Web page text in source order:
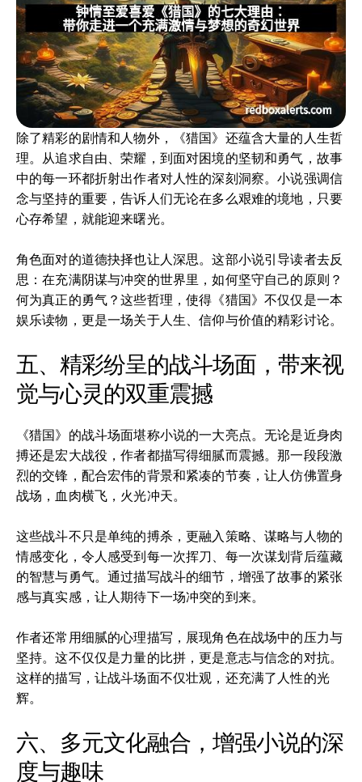
除了精彩的剧情和人物外，《猎国》还蕴含大量的人生哲
理。从追求自由、荣耀，到面对困境的坚韧和勇气，故事
中的每一环都折射出作者对人性的深刻洞察。小说强调信
念与坚持的重要，告诉人们无论在多么艰难的境地，只要
心存希望，就能迎来曙光。
角色面对的道德抉择也让人深思。这部小说引导读者去反
思：在充满阴谋与冲突的世界里，如何坚守自己的原则？
何为真正的勇气？这些哲理，使得《猎国》不仅仅是一本
娱乐读物，更是一场关于人生、信仰与价值的精彩讨论。
五、精彩纷呈的战斗场面，带来视
觉与心灵的双重震撼
《猎国》的战斗场面堪称小说的一大亮点。无论是近身肉
搏还是宏大战役，作者都描写得细腻而震撼。那一段段激
烈的交锋，配合宏伟的背景和紧凑的节奏，让人仿佛置身
战场，血肉横飞，火光冲天。
这些战斗不只是单纯的搏杀，更融入策略、谋略与人物的
情感变化，令人感受到每一次挥刀、每一次谋划背后蕴藏
的智慧与勇气。通过描写战斗的细节，增强了故事的紧张
感与真实感，让人期待下一场冲突的到来。
作者还常用细腻的心理描写，展现角色在战场中的压力与
坚持。这不仅仅是力量的比拼，更是意志与信念的对抗。
这样的描写，让战斗场面不仅壮观，还充满了人性的光
辉。
六、多元文化融合，增强小说的深
度与趣味